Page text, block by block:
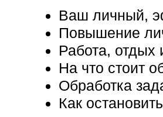
Ваш личный,
Повышение
Работа, отдых
На что стоит
Обработка
Как